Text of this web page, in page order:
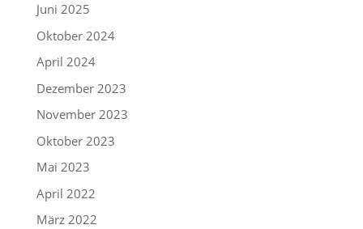
Juni 2025
Oktober 2024
April 2024
Dezember 2023
November 2023
Oktober 2023
Mai 2023
April 2022
März 2022